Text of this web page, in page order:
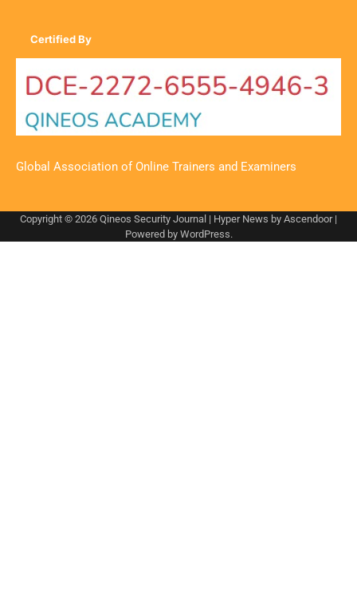
Certified By
Global Association of Online Trainers and Examiners
Copyright © 2026 Qineos Security Journal | Hyper News by Ascendoor|
Powered by WordPress.